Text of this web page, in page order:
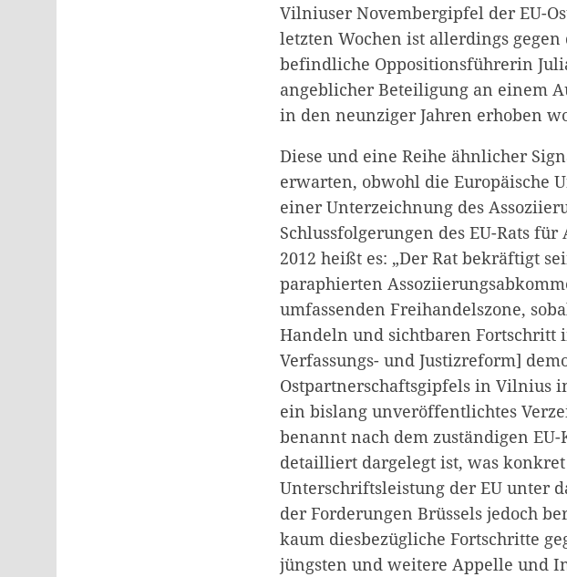
Vilniuser Novembergipfel der EU-
letzten Wochen ist allerdings
befindliche Oppositionsführerin
angeblicher Beteiligung an einem
in den neunziger Jahren erhoben
Diese und eine Reihe ähnlicher
erwarten, obwohl die Europäische
einer Unterzeichnung des
Schlussfolgerungen des EU-Rats
2012 heißt es: „Der Rat bekräftigt
paraphierten
umfassenden Freihandelszone,
Handeln und sichtbaren Fortschritt
Verfassungs- und Justizreform]
Ostpartnerschaftsgipfels in Vilnius
ein bislang unveröffentlichtes
benannt nach dem zuständigen
detailliert dargelegt ist, was
Unterschriftsleistung der EU unter
der Forderungen Brüssels jedoch
kaum diesbezügliche Fortschritte
jüngsten und weitere Appelle und